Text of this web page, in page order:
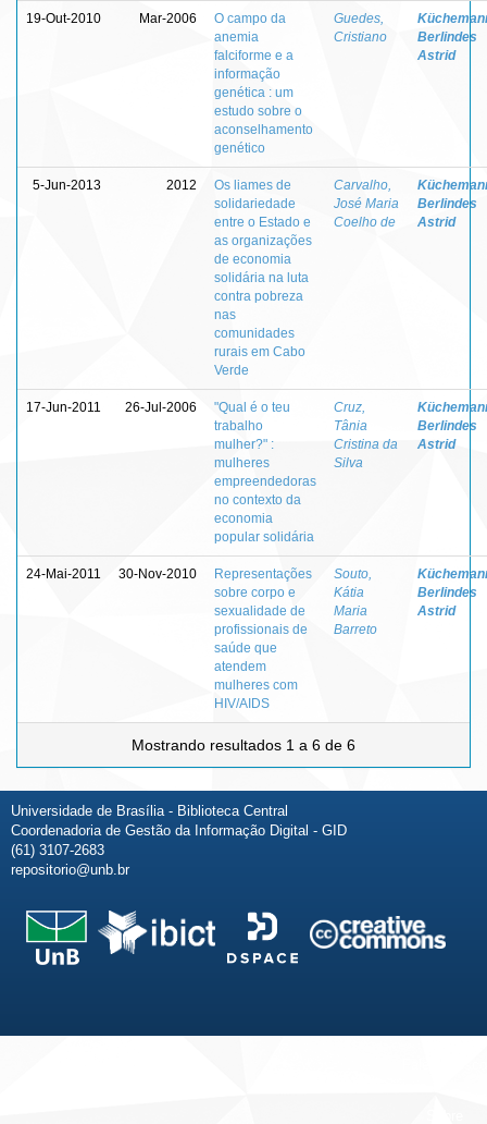
19-Out-2010 Mar-2006
O campo da
anemia
falciforme e a
informação
genética : um
estudo sobre o
aconselhamento
genético
Guedes,
Cristiano
Berlindes
Astrid
5-Jun-2013 2012
Os liames de
solidariedade
entre o Estado e
as organizações
de economia
solidária na luta
contra pobreza
nas
comunidades
rurais em Cabo
Verde
Carvalho,
José Maria
Coelho de
Berlindes
Astrid
17-Jun-2011 26-Jul-2006
"Qual é o teu
trabalho
mulher?" :
mulheres
empreendedoras
no contexto da
economia
popular solidária
Cruz,
Tânia
Cristina da
Silva
Berlindes
Astrid
24-Mai-2011 30-Nov-2010
Representações
sobre corpo e
sexualidade de
profissionais de
saúde que
atendem
mulheres com
HIV/AIDS
Souto,
Kátia
Maria
Barreto
Berlindes
Astrid
Mostrando resultados 1 a 6 de 6
Universidade de Brasília - Biblioteca Central
Coordenadoria de Gestão da Informação Digital - GID
(61) 3107-2683
repositorio@unb.br